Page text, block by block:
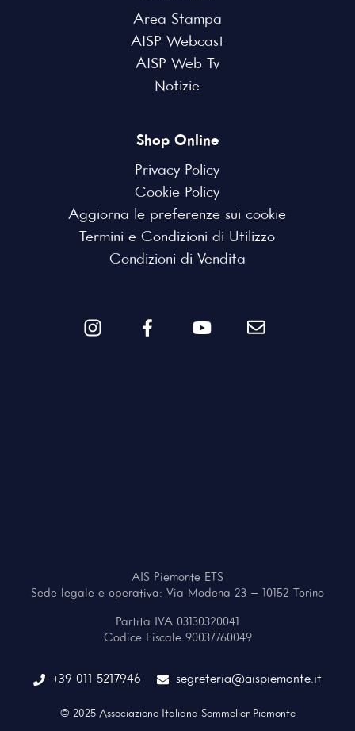
Area Stampa
AISP Webcast
AISP Web Tv
Notizie
Shop Online
Privacy Policy
Cookie Policy
Aggiorna le preferenze sui cookie
Termini e Condizioni di Utilizzo
Condizioni di Vendita
AIS Piemonte ETS
Sede legale e operativa: Via Modena 23 – 10152 Torino
Partita IVA 03130320041
Codice Fiscale 90037760049
+39 011 5217946 segreteria@aispiemonte.it
© 2025 Associazione Italiana Sommelier Piemonte